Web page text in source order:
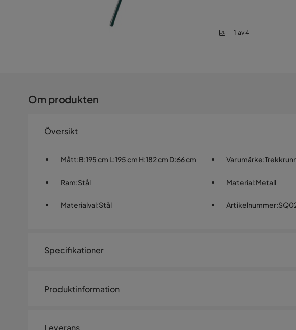
1 av 4
Om produkten
Översikt
Mått:B:195 cm L:195 cm H:182 cm D:66 cm Varumärke:
Ram:Stål Material:Metall
Materialval:Stål Artikelnummer:
Specifikationer
Storlek
Produktinformation
Leverans